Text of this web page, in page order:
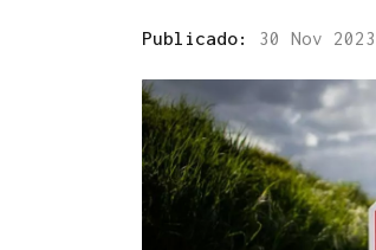
Publicado: 30 Nov